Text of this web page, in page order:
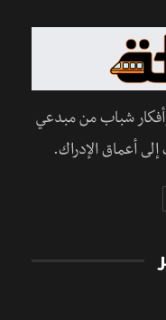
شباب من مبدعي
أعماق الإدراك.